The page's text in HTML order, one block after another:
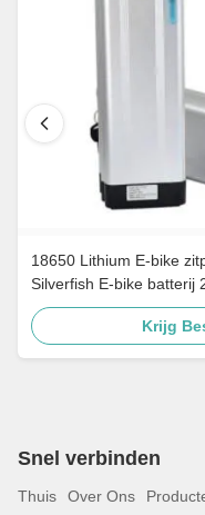
18650 Lithium E-bike
Silverfish E-bike batterij
Krijg
Snel verbinden
Thuis Over Ons